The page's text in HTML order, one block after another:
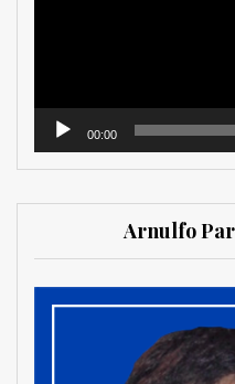
00:00
Arnulfo